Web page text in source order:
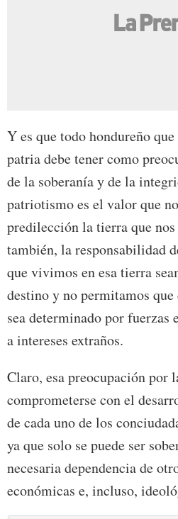
Y es que todo hondureño
patria debe tener como
de la soberanía y de la
patriotismo es el valor que
predilección la tierra que
también, la responsabilidad
que vivimos en esa tierra
destino y no permitamos
sea determinado por fuerzas
a intereses extraños.
Claro, esa preocupación por
comprometerse con el
de cada uno de los
ya que solo se puede ser
necesaria dependencia de
económicas e, incluso,